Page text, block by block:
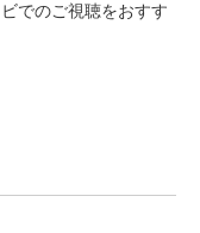
でのご視聴をおすす